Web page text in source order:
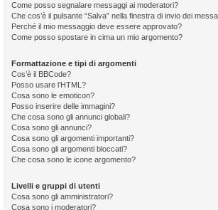
Come posso segnalare messaggi ai moderatori?
Che cos’è il pulsante “Salva” nella finestra di invio dei
Perché il mio messaggio deve essere approvato?
Come posso spostare in cima un mio argomento?
Formattazione e tipi di argomenti
Cos’è il BBCode?
Posso usare l’HTML?
Cosa sono le emoticon?
Posso inserire delle immagini?
Che cosa sono gli annunci globali?
Cosa sono gli annunci?
Cosa sono gli argomenti importanti?
Cosa sono gli argomenti bloccati?
Che cosa sono le icone argomento?
Livelli e gruppi di utenti
Cosa sono gli amministratori?
Cosa sono i moderatori?